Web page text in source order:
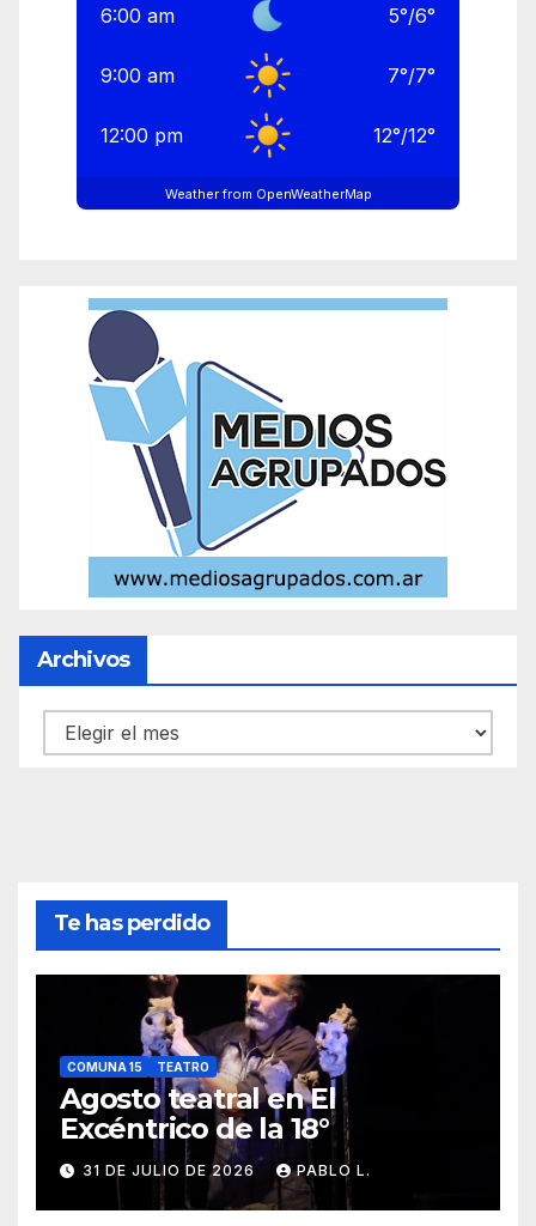
6:00 am 5°/6°
9:00 am 7°/7°
12:00 pm 12°/12°
Weather from OpenWeatherMap
Archivos
Archivos
Te has perdido
COMUNA 15 TEATRO
Agosto teatral en El
Excéntrico de la 18°
31 DE JULIO DE 2026 PABLO L.